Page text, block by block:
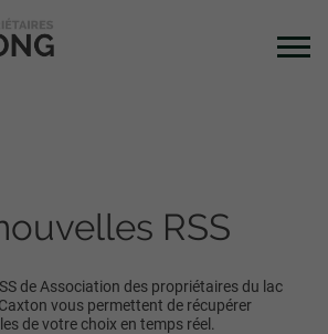
RSS
de Association des propriétaires du lac
vous permettent de récupérer
de votre choix en temps réel.